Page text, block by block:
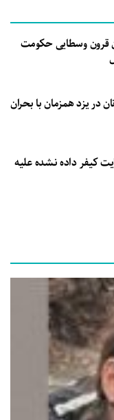
قرون وسطایی حکومت
در یزد همزمان با بحران
جنایت کیفر داده نشده علیه